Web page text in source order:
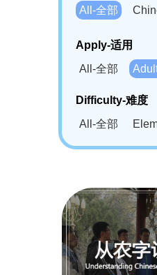
All-全部
Bahasa
Swahili(SW)-
Apply-适用
All-全部
Difficulty-难度
All-全部